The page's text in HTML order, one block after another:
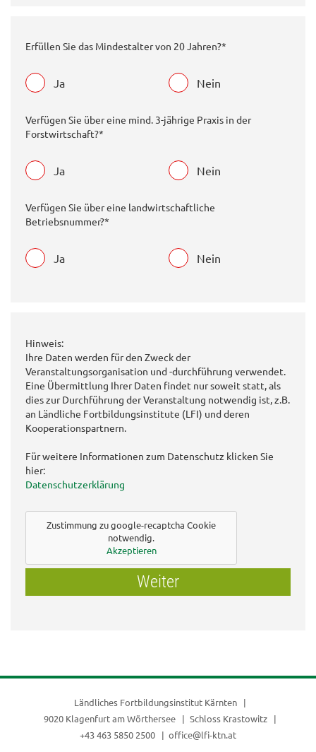
Erfüllen Sie das Mindestalter von 20 Jahren?*
Ja Nein
Verfügen Sie über eine mind. 3-jährige Praxis in der
Forstwirtschaft?*
Ja Nein
Verfügen Sie über eine landwirtschaftliche
Betriebsnummer?*
Ja Nein
Hinweis:
Ihre Daten werden für den Zweck der
Veranstaltungsorganisation und -durchführung verwendet.
Eine Übermittlung Ihrer Daten findet nur soweit statt, als
dies zur Durchführung der Veranstaltung notwendig ist, z.B.
an Ländliche Fortbildungsinstitute (LFI) und deren
Kooperationspartnern.
Für weitere Informationen zum Datenschutz klicken Sie
hier:
Datenschutzerklärung
Zustimmung zu google-recaptcha Cookie
notwendig.
Akzeptieren
Weiter
Ländliches Fortbildungsinstitut Kärnten
9020 Klagenfurt am Wörthersee
Schloss Krastowitz
+43 463 5850 2500
office@lfi-ktn.at